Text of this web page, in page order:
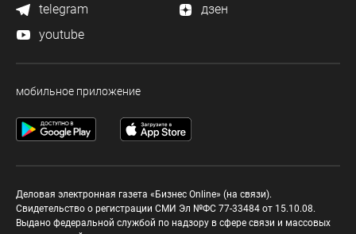
telegram
дзен
youtube
мобильное приложение
Деловая электронная газета «Бизнес Online» (на связи).
Свидетельство о регистрации СМИ Эл №ФС 77-33484 от 15.10.08.
Выдано федеральной службой по надзору в сфере связи и массовых